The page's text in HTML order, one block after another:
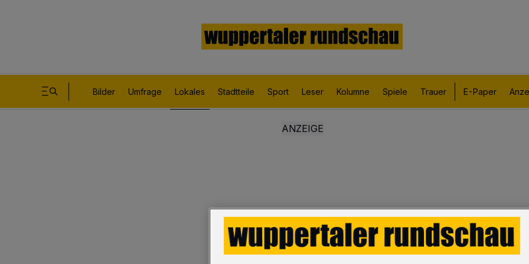
Bilder Umfrage Lokales Stadtteile Sport Leser Kolumne Spiele Trauer E-Paper